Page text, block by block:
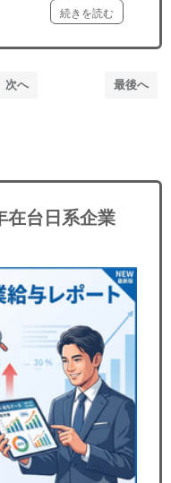
続きを読む
次へ 最後へ
在台日系企業